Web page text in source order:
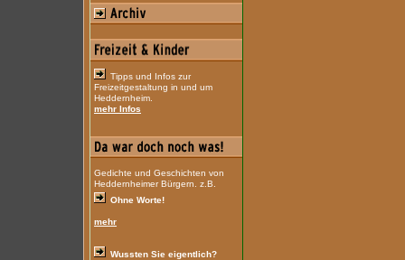
Tipps und Infos zur
Freizeitgestaltung in und um
Heddernheim.
mehr Infos
Gedichte und Geschichten von
Heddernheimer Bürgern. z.B.
Ohne Worte!
mehr
Wussten Sie eigentlich?